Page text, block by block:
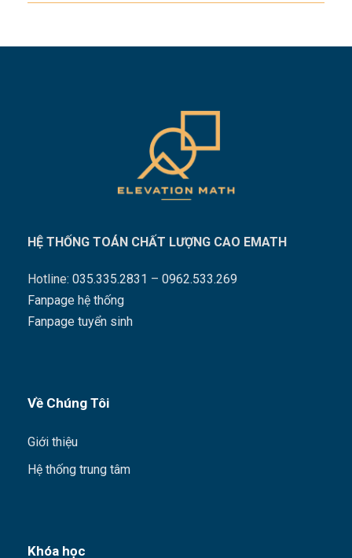
HỆ THỐNG TOÁN CHẤT LƯỢNG CAO EMATH
Hotline: 035.335.2831 – 0962.533.269
Fanpage hệ thống
Fanpage tuyển sinh
Về Chúng Tôi
Giới thiệu
Hệ thống trung tâm
Khóa học